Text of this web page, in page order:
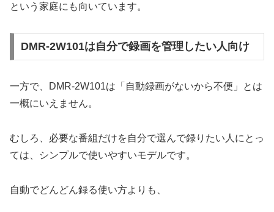
という家庭にも向いています。
DMR-2W101は自分で録画を管理したい人向け
一方で、DMR-2W101は「自動録画がないから不便」とは
一概にいえません。
むしろ、必要な番組だけを自分で選んで録りたい人にとっ
ては、シンプルで使いやすいモデルです。
自動でどんどん録る使い方よりも、